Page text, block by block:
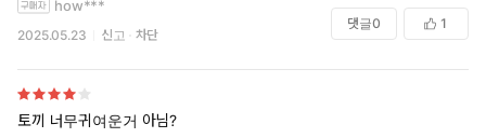
how***
2025.05.23 신고 차단
댓글0 1
토끼 너무귀여운거 아님?